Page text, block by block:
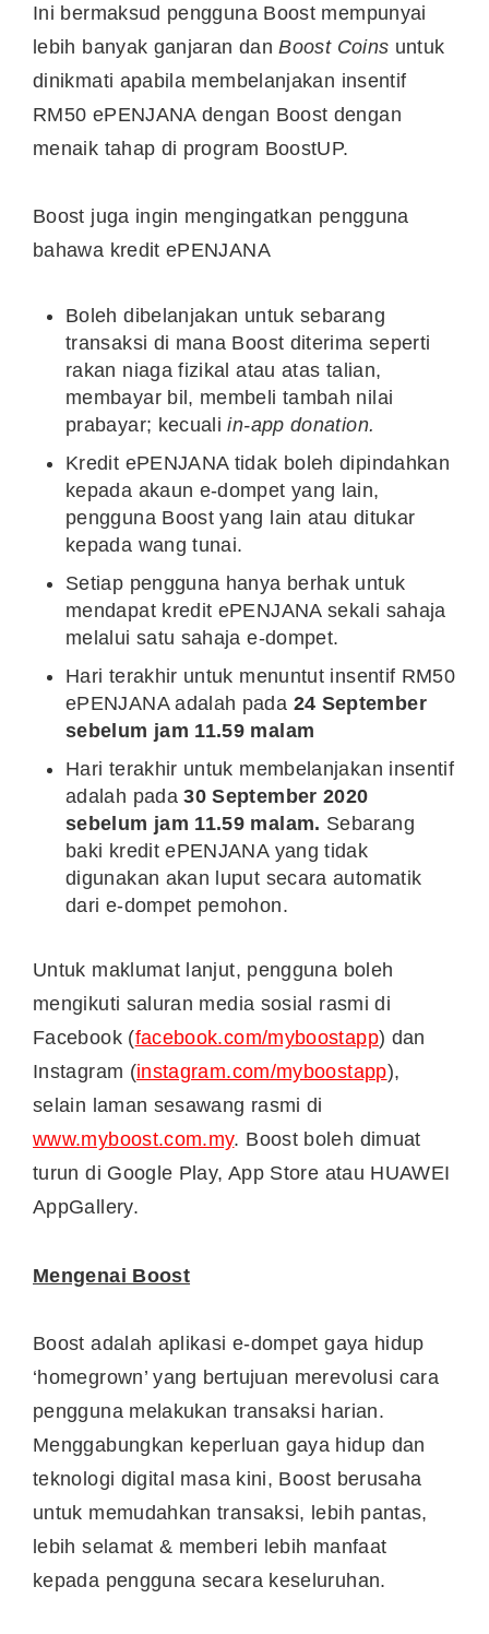
Ini bermaksud pengguna Boost mempunyai
lebih banyak ganjaran danBoost Coins untuk
dinikmati apabila membelanjakan insentif
RM50 ePENJANA dengan Boost dengan
menaik tahap di program BoostUP.
Boost juga ingin mengingatkan pengguna
bahawa kredit ePENJANA
Boleh dibelanjakan untuk sebarang
transaksi di mana Boost diterima seperti
rakan niaga fizikal atau atas talian,
membayar bil, membeli tambah nilai
prabayar; kecualiin-app donation.
Kredit ePENJANA tidak boleh dipindahkan
kepada akaun e-dompet yang lain,
pengguna Boost yang lain atau ditukar
kepada wang tunai.
Setiap pengguna hanya berhak untuk
mendapat kredit ePENJANA sekali sahaja
melalui satu sahaja e-dompet.
Hari terakhir untuk menuntut insentif RM50
ePENJANA adalah pada 24 September
sebelum jam 11.59 malam
Hari terakhir untuk membelanjakan insentif
adalah pada30 September 2020
sebelum jam 11.59 malam. Sebarang
baki kredit ePENJANA yang tidak
digunakan akan luput secara automatik
dari e-dompet pemohon.
Untuk maklumat lanjut, pengguna boleh
mengikuti saluran media sosial rasmi di
Facebook (facebook.com/myboostapp) dan
Instagram (instagram.com/myboostapp),
selain laman sesawang rasmi di
www.myboost.com.my. Boost boleh dimuat
turun di Google Play, App Store atau HUAWEI
AppGallery.
Mengenai Boost
Boost adalah aplikasi e-dompet gaya hidup
‘homegrown’ yang bertujuan merevolusi cara
pengguna melakukan transaksi harian.
Menggabungkan keperluan gaya hidup dan
teknologi digital masa kini, Boost berusaha
untuk memudahkan transaksi, lebih pantas,
lebih selamat & memberi lebih manfaat
kepada pengguna secara keseluruhan.